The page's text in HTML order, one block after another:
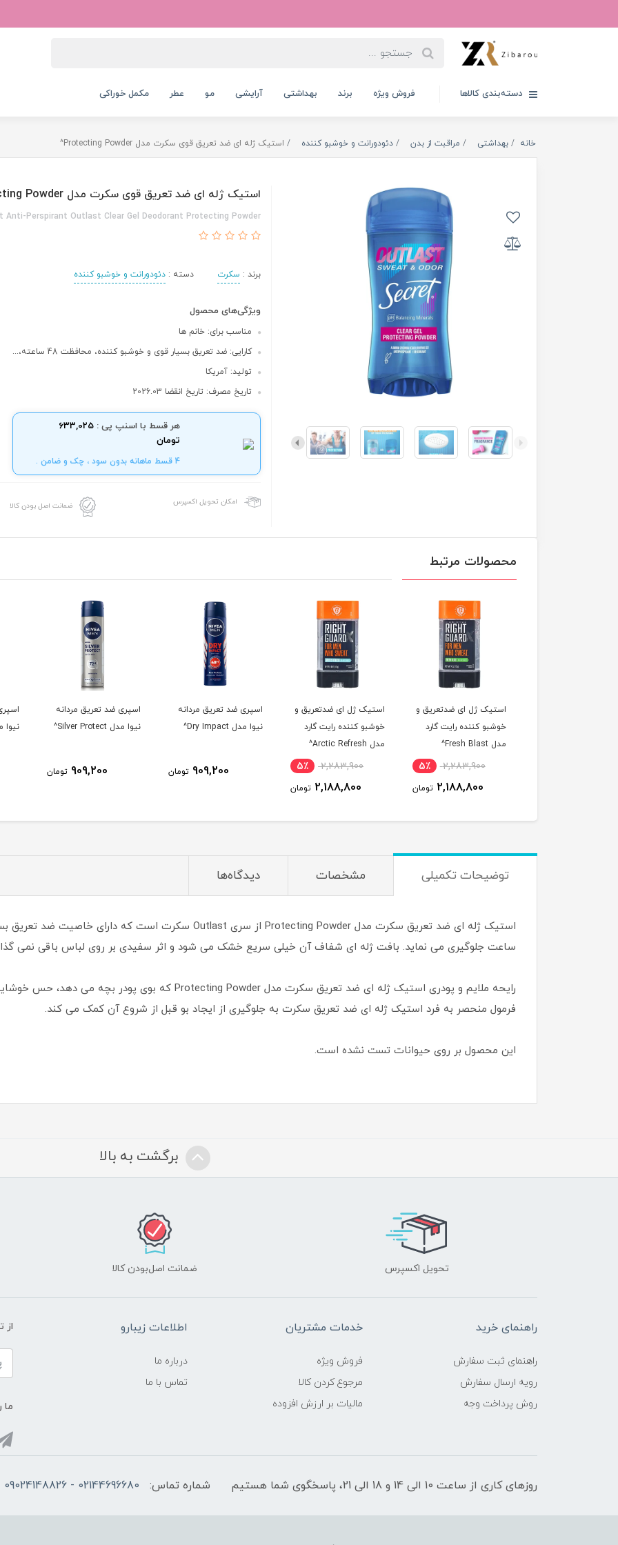
دسته‌بندی کالاها فروش ویژه برند بهداشتی آرایشی مو عطر مکمل خوراکی
خانه بهداشتی مراقبت از بدن دئودورانت و خوشبو کننده استیک ژله ای ضد تعریق قوی سکرت مدل Protecting Powder^
استیک ژله ای ضد تعریق قوی سکرت مدل Protecting Powder^
Anti-Perspirant Outlast Clear Gel Deodorant Protecting Powder
برند : سکرت دسته :دئودورانت و خوشبو کننده
ویژگی‌های محصول
مناسب برای: خانم ها
کارایی: ضد تعریق بسیار قوی و خوشبو کننده، محافظت 48 ساعته،...
تولید: آمریکا
تاریخ مصرف: تاریخ انقضا 2026.03
هر قسط با اسنپ پی : 633,025
تومان
4 قسط ماهانه بدون سود ، چک و ضامن .
امکان تحویل اکسپرس ضمانت اصل بودن کالا
محصولات مرتبط
استیک ژل ای ضدتعریق و
خوشبو کننده رایت گارد
مدل Arctic Refresh^
2,283,900 5٪
2,188,800 تومان
اسپری ضد تعریق مردانه
نیوا مدل Dry Impact^
909,200 تومان
اسپری ضد تعریق مردانه
نیوا مدل Silver Protect^
909,200 تومان
اسپری ضد تعریق مردانه
نیوا مدل Fresh Active^
909,200 تومان
توضیحات تکمیلی مشخصات دیدگاه‌ها
ساعت جلوگیری می نماید. بافت ژله ای شفاف آن خیلی سریع خشک می شود و اثر سفیدی بر روی لباس باقی نمی
رایحه ملایم و پودری استیک ژله ای ضد تعریق سکرت مدل Protecting Powder که بوی پودر بچه می دهد، حس خوشایندی در زمان مصرف ایجاد می نماید.
فرمول منحصر به فرد استیک ژله ای ضد تعریق سکرت به جلوگیری از ایجاد بو قبل از شروع آن کمک می کند.
این محصول بر روی حیوانات تست نشده است.
برگشت به بالا
تحویل اکسپرس ضمانت اصل‌بودن کالا
راهنمای خرید
راهنمای ثبت سفارش
رویه ارسال سفارش
روش پرداخت وجه
خدمات مشتریان
فروش ویژه
مرجوع کردن کالا
مالیات بر ارزش افزوده
اطلاعات زیبارو
درباره ما
تماس با ما
از
ما
روزهای کاری از ساعت 10 الی 14 و 18 الی 21، پاسخگوی شما هستیم شماره تماس: 02144696680 - 09024148826